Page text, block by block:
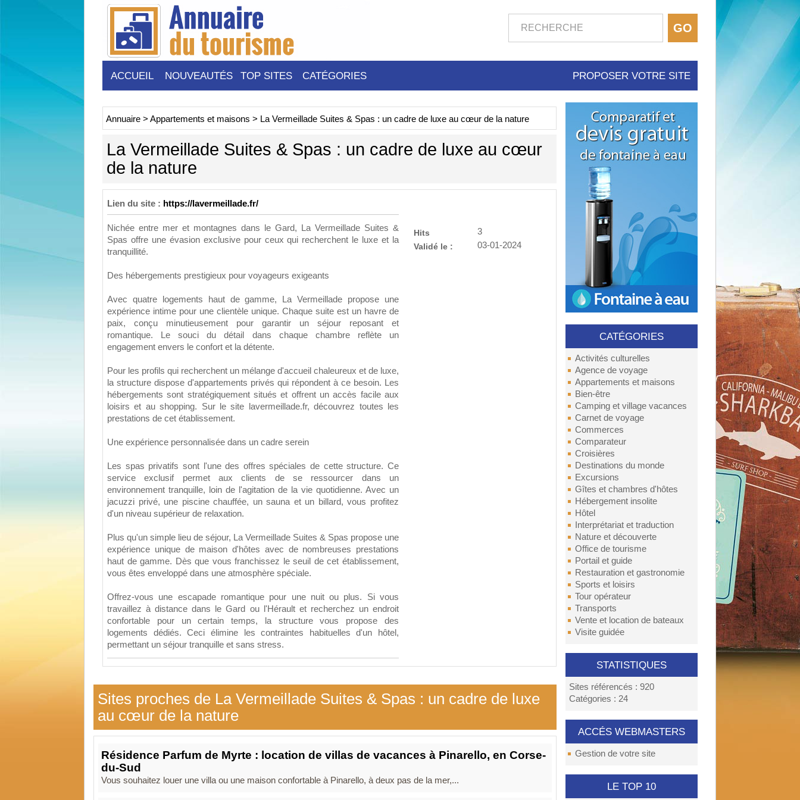
ACCUEIL NOUVEAUTÉS TOP SITES CATÉGORIES PROPOSER VOTRE SITE
CATÉGORIES
Activités culturelles
Agence de voyage
Appartements et maisons
Bien-être
Camping et village vacances
Carnet de voyage
Commerces
Comparateur
Croisières
Destinations du monde
Excursions
Gîtes et chambres d'hôtes
Hébergement insolite
Hôtel
Interprétariat et traduction
Nature et découverte
Office de tourisme
Portail et guide
Restauration et gastronomie
Sports et loisirs
Tour opérateur
Transports
Vente et location de bateaux
Visite guidée
STATISTIQUES
Sites référencés : 920
Catégories : 24
ACCÉS WEBMASTERS
Gestion de votre site
LE TOP 10
Annuaire > Appartements et maisons > La Vermeillade Suites & Spas : un cadre de luxe au cœur de la nature
La Vermeillade Suites & Spas : un cadre de luxe au cœur
de la nature
Lien du site : https://lavermeillade.fr/
Nichée entre mer et montagnes dans le Gard, La Vermeillade Suites &
Spas offre une évasion exclusive pour ceux qui recherchent le luxe et la
tranquillité.
Des hébergements prestigieux pour voyageurs exigeants
Avec quatre logements haut de gamme, La Vermeillade propose une
expérience intime pour une clientèle unique. Chaque suite est un havre de
paix, conçu minutieusement pour garantir un séjour reposant et
romantique. Le souci du détail dans chaque chambre reflète un
engagement envers le confort et la détente.
Pour les profils qui recherchent un mélange d'accueil chaleureux et de luxe,
la structure dispose d'appartements privés qui répondent à ce besoin. Les
hébergements sont stratégiquement situés et offrent un accès facile aux
loisirs et au shopping. Sur le site lavermeillade.fr, découvrez toutes les
prestations de cet établissement.
Une expérience personnalisée dans un cadre serein
Les spas privatifs sont l'une des offres spéciales de cette structure. Ce
service exclusif permet aux clients de se ressourcer dans un
environnement tranquille, loin de l'agitation de la vie quotidienne. Avec un
jacuzzi privé, une piscine chauffée, un sauna et un billard, vous profitez
d'un niveau supérieur de relaxation.
Plus qu'un simple lieu de séjour, La Vermeillade Suites & Spas propose une
expérience unique de maison d'hôtes avec de nombreuses prestations
haut de gamme. Dès que vous franchissez le seuil de cet établissement,
vous êtes enveloppé dans une atmosphère spéciale.
Offrez-vous une escapade romantique pour une nuit ou plus. Si vous
travaillez à distance dans le Gard ou l'Hérault et recherchez un endroit
confortable pour un certain temps, la structure vous propose des
logements dédiés. Ceci élimine les contraintes habituelles d'un hôtel,
permettant un séjour tranquille et sans stress.
Hits
3
Validé le :
03-01-2024
Sites proches de La Vermeillade Suites & Spas : un cadre de luxe
au cœur de la nature
Résidence Parfum de Myrte : location de villas de vacances à Pinarello, en Corse-
du-Sud
Vous souhaitez louer une villa ou une maison confortable à Pinarello, à deux pas de la mer,...